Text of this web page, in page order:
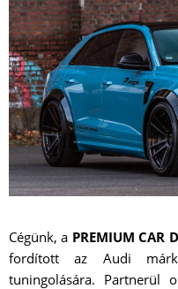
Cégünk, a PREMIUM CAR
fordított az Audi
tuningolására. Partnerül